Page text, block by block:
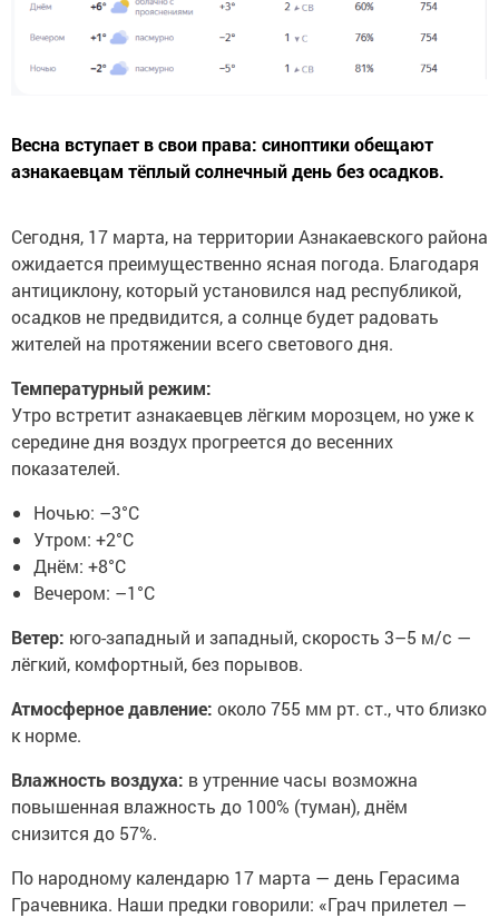
Весна вступает в свои права: синоптики обещают
азнакаевцам тёплый солнечный день без осадков.
Сегодня, 17 марта, на территории Азнакаевского района
ожидается преимущественно ясная погода. Благодаря
антициклону, который установился над республикой,
осадков не предвидится, а солнце будет радовать
жителей на протяжении всего светового дня.
Температурный режим:
Утро встретит азнакаевцев лёгким морозцем, но уже к
середине дня воздух прогреется до весенних
показателей.
Ночью: –3°С
Утром: +2°С
Днём: +8°С
Вечером: –1°С
Ветер: юго-западный и западный, скорость 3–5 м/с —
лёгкий, комфортный, без порывов.
Атмосферное давление: около 755 мм рт. ст., что близко
к норме.
Влажность воздуха: в утренние часы возможна
повышенная влажность до 100% (туман), днём
снизится до 57%.
По народному календарю 17 марта — день Герасима
Грачевника. Наши предки говорили: «Грач прилетел —